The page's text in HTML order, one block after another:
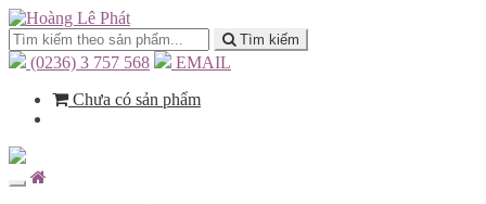
Tìm kiếm
(0236) 3 757 568
EMAIL
Chưa có sản phẩm